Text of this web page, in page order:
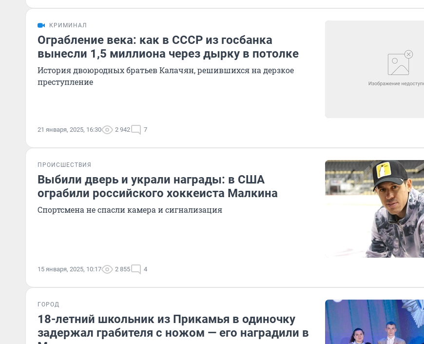
КРИМИНАЛ
Ограбление века: как в СССР из госбанка
вынесли 1,5 миллиона через дырку в потолке
История двоюродных братьев Калачян, решившихся на дерзкое
преступление
21 января, 2025, 16:30 2 942 7
ПРОИСШЕСТВИЯ
Выбили дверь и украли награды: в США
ограбили российского хоккеиста Малкина
Спортсмена не спасли камера и сигнализация
15 января, 2025, 10:17 2 855 4
ГОРОД
18-летний школьник из Прикамья в одиночку
задержал грабителя с ножом — его наградили в